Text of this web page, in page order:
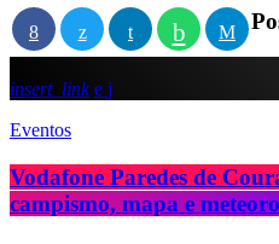
insert_link
Eventos
Vodafone Paredes de
campismo, mapa e